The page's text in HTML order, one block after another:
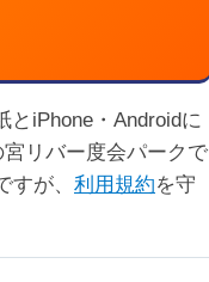
iPhone・Androidに
リバー度会パークで
が、 利用規約を守